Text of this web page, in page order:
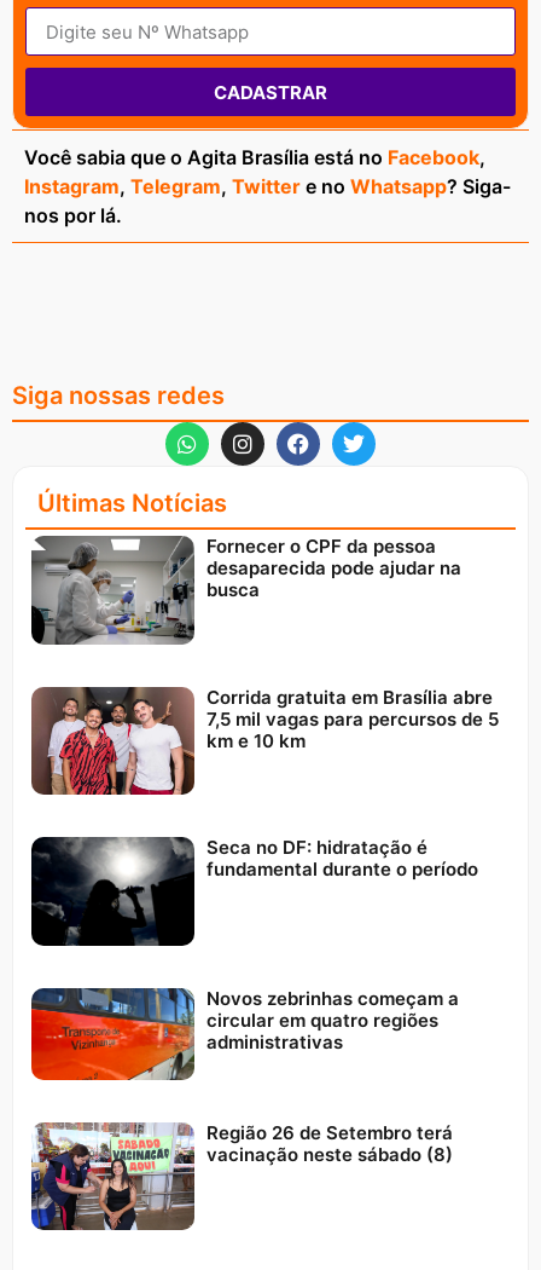
CADASTRAR
Você sabia que o Agita Brasília está no Facebook,
Instagram, Telegram, Twitter e no Whatsapp? Siga-
nos por lá.
Siga nossas redes
Últimas Notícias
Fornecer o CPF da pessoa
desaparecida pode ajudar na
busca
Corrida gratuita em Brasília abre
7,5 mil vagas para percursos de 5
km e 10 km
Seca no DF: hidratação é
fundamental durante o período
Novos zebrinhas começam a
circular em quatro regiões
administrativas
Região 26 de Setembro terá
vacinação neste sábado (8)